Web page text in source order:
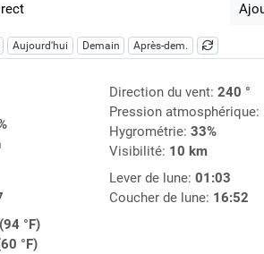
Aujourd'hui Demain Après-dem.
Direction du vent: 240 °
Pression atmosphérique:
Hygrométrie: 33%
Visibilité: 10 km
Lever de lune: 01:03
Coucher de lune: 16:52
°F)
°F)